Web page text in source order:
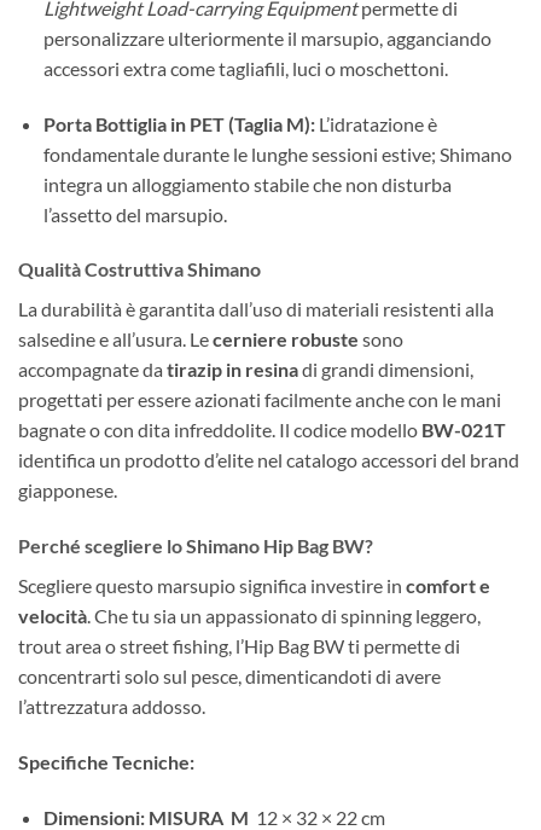
Lightweight Load-carrying Equipmentpermette di
personalizzare ulteriormente il marsupio, agganciando
accessori extra come tagliafili, luci o moschettoni.
Porta Bottiglia in PET (Taglia M):L’idratazione è
fondamentale durante le lunghe sessioni estive; Shimano
integra un alloggiamento stabile che non disturba
l’assetto del marsupio.
Qualità Costruttiva Shimano
La durabilità è garantita dall’uso di materiali resistenti alla
salsedine e all’usura. Lecerniere robuste sono
accompagnate da tirazip in resinadi grandi dimensioni,
progettati per essere azionati facilmente anche con le mani
bagnate o con dita infreddolite. Il codice modello BW-021T
identifica un prodotto d’elite nel catalogo accessori del brand
giapponese.
Perché scegliere lo Shimano Hip Bag BW?
Scegliere questo marsupio significa investire in comfort e
velocità. Che tu sia un appassionato di spinning leggero,
trout area o street fishing, l’Hip Bag BW ti permette di
concentrarti solo sul pesce, dimenticandoti di avere
l’attrezzatura addosso.
Specifiche Tecniche:
Dimensioni: MISURA M 12 × 32 × 22 cm